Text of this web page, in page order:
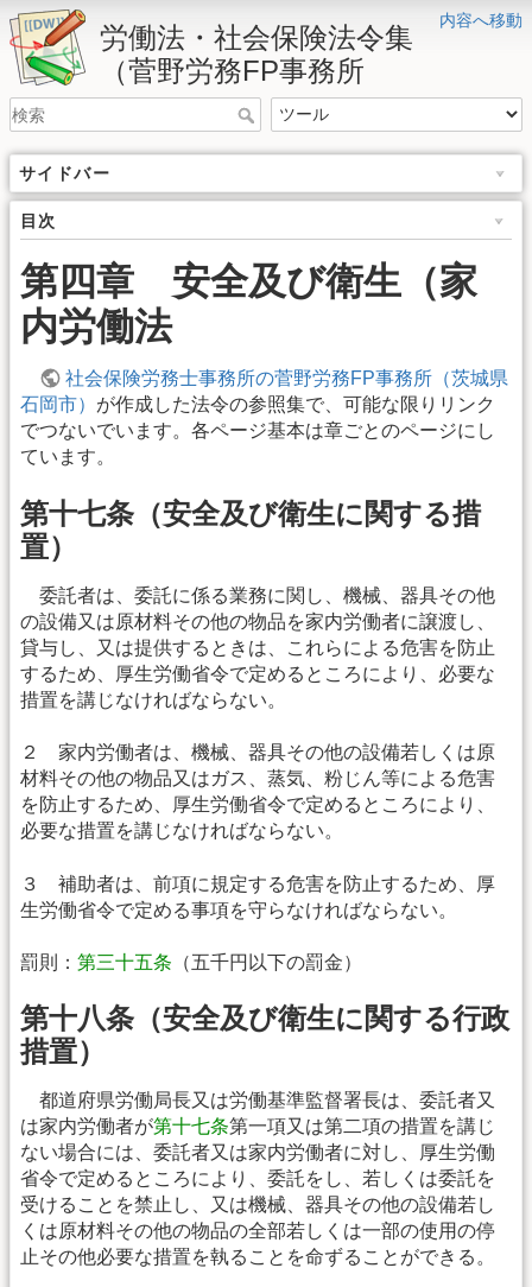
内容へ移動
労働法・社会保険法令集
（菅野労務FP事務所
サイドバー
目次
第四章 安全及び衛生（家
内労働法
社会保険労務士事務所の菅野労務FP事務所（茨城県
石岡市） が作成した法令の参照集で、可能な限りリンク
でつないでいます。各ページ基本は章ごとのページにし
ています。
第十七条（安全及び衛生に関する措
置）
委託者は、委託に係る業務に関し、機械、器具その他
の設備又は原材料その他の物品を家内労働者に譲渡し、
貸与し、又は提供するときは、これらによる危害を防止
するため、厚生労働省令で定めるところにより、必要な
措置を講じなければならない。
２ 家内労働者は、機械、器具その他の設備若しくは原
材料その他の物品又はガス、蒸気、粉じん等による危害
を防止するため、厚生労働省令で定めるところにより、
必要な措置を講じなければならない。
３ 補助者は、前項に規定する危害を防止するため、厚
生労働省令で定める事項を守らなければならない。
罰則： 第三十五条 （五千円以下の罰金）
第十八条（安全及び衛生に関する行政
措置）
都道府県労働局長又は労働基準監督署長は、委託者又
は家内労働者が第十七条第一項又は第二項の措置を講じ
ない場合には、委託者又は家内労働者に対し、厚生労働
省令で定めるところにより、委託をし、若しくは委託を
受けることを禁止し、又は機械、器具その他の設備若し
くは原材料その他の物品の全部若しくは一部の使用の停
止その他必要な措置を執ることを命ずることができる。